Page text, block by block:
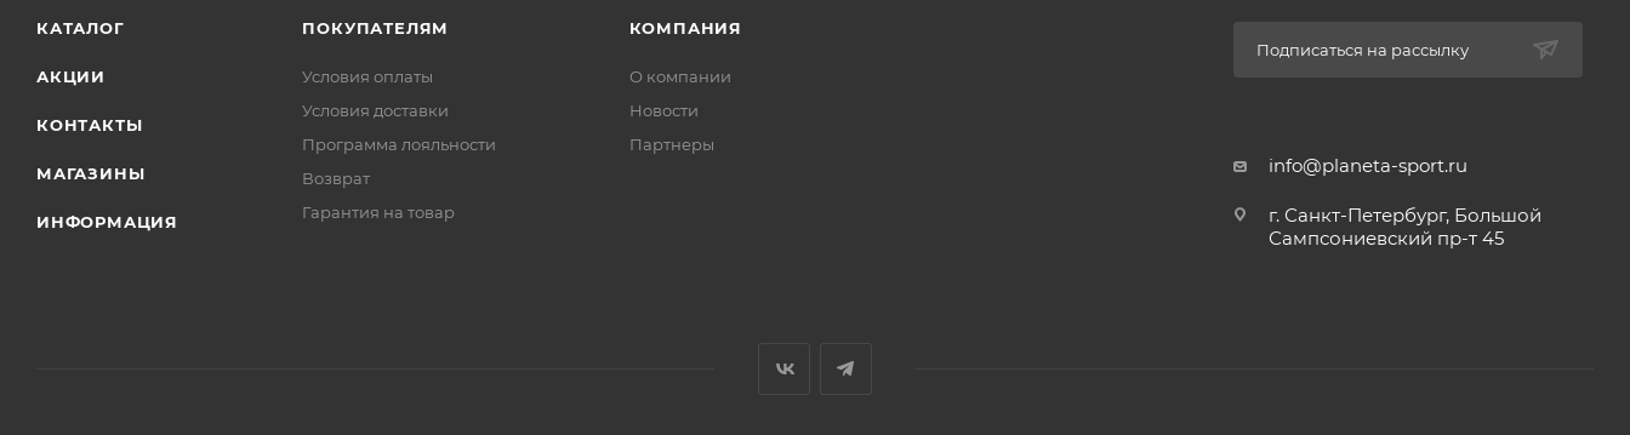
КАТАЛОГ
АКЦИИ
КОНТАКТЫ
МАГАЗИНЫ
ИНФОРМАЦИЯ
ПОКУПАТЕЛЯМ
Условия оплаты
Условия доставки
Программа лояльности
Возврат
Гарантия на товар
КОМПАНИЯ
О компании
Новости
Партнеры
Подписаться на рассылку
info@planeta-sport.ru
г. Санкт-Петербург, Большой
Сампсониевский пр-т 45